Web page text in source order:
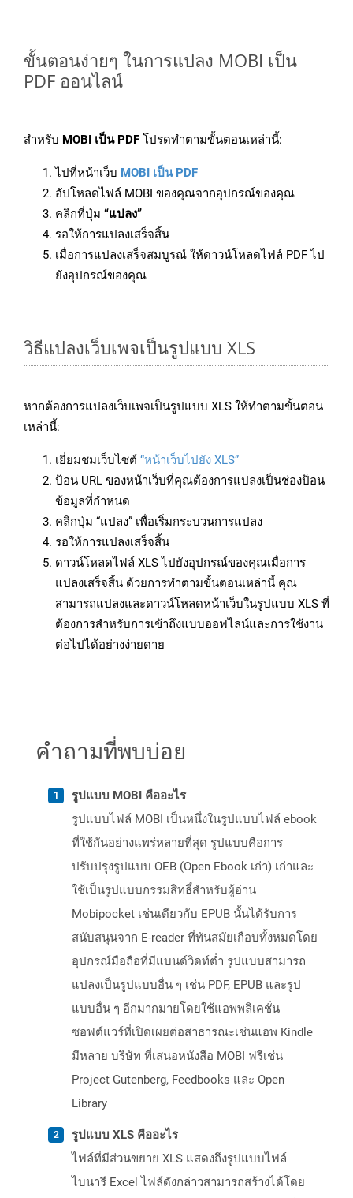
ขั้นตอนง่ายๆ ในการแปลง MOBI เป็น
PDF ออนไลน์
สำหรับ MOBI เป็น PDF โปรดทำตามขั้นตอนเหล่านี้:
ไปที่หน้าเว็บ MOBI เป็น PDF
อัปโหลดไฟล์ MOBI ของคุณจากอุปกรณ์ของคุณ
คลิกที่ปุ่ม “แปลง”
รอให้การแปลงเสร็จสิ้น
เมื่อการแปลงเสร็จสมบูรณ์ ให้ดาวน์โหลดไฟล์ PDF ไป
ยังอุปกรณ์ของคุณ
วิธีแปลงเว็บเพจเป็นรูปแบบ XLS
หากต้องการแปลงเว็บเพจเป็นรูปแบบ XLS ให้ทำตามขั้นตอน
เหล่านี้:
เยี่ยมชมเว็บไซต์ “หน้าเว็บไปยัง XLS”
ป้อน URL ของหน้าเว็บที่คุณต้องการแปลงเป็นช่องป้อน
ข้อมูลที่กำหนด
คลิกปุ่ม “แปลง” เพื่อเริ่มกระบวนการแปลง
รอให้การแปลงเสร็จสิ้น
ดาวน์โหลดไฟล์ XLS ไปยังอุปกรณ์ของคุณเมื่อการ
แปลงเสร็จสิ้น ด้วยการทำตามขั้นตอนเหล่านี้ คุณ
สามารถแปลงและดาวน์โหลดหน้าเว็บในรูปแบบ XLS ที่
ต้องการสำหรับการเข้าถึงแบบออฟไลน์และการใช้งาน
ต่อไปได้อย่างง่ายดาย
คำถามที่พบบ่อย
รูปแบบ MOBI คืออะไร
รูปแบบไฟล์ MOBI เป็นหนึ่งในรูปแบบไฟล์ ebook
ที่ใช้กันอย่างแพร่หลายที่สุด รูปแบบคือการ
ปรับปรุงรูปแบบ OEB (Open Ebook เก่า) เก่าและ
ใช้เป็นรูปแบบกรรมสิทธิ์สำหรับผู้อ่าน
Mobipocket เช่นเดียวกับ EPUB นั้นได้รับการ
สนับสนุนจาก E-reader ที่ทันสมัยเกือบทั้งหมดโดย
อุปกรณ์มือถือที่มีแบนด์วิดท์ต่ำ รูปแบบสามารถ
แปลงเป็นรูปแบบอื่น ๆ เช่น PDF, EPUB และรูป
แบบอื่น ๆ อีกมากมายโดยใช้แอพพลิเคชั่น
ซอฟต์แวร์ที่เปิดเผยต่อสาธารณะเช่นแอพ Kindle
มีหลาย บริษัท ที่เสนอหนังสือ MOBI ฟรีเช่น
Project Gutenberg, Feedbooks และ Open
Library
รูปแบบ XLS คืออะไร
ไฟล์ที่มีส่วนขยาย XLS แสดงถึงรูปแบบไฟล์
ไบนารี Excel ไฟล์ดังกล่าวสามารถสร้างได้โดย